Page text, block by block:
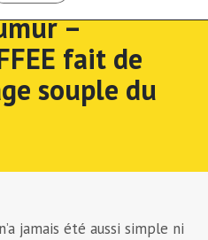
–
fait de
souple du
n’a jamais été aussi simple ni